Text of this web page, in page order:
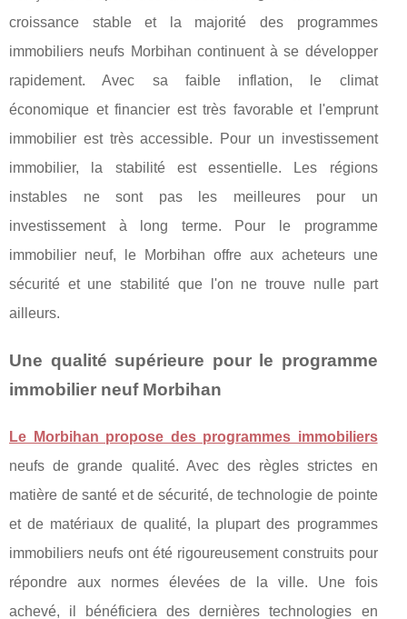
croissance stable et la majorité des programmes
immobiliers neufs Morbihan continuent à se développer
rapidement. Avec sa faible inflation, le climat
économique et financier est très favorable et l'emprunt
immobilier est très accessible. Pour un investissement
immobilier, la stabilité est essentielle. Les régions
instables ne sont pas les meilleures pour un
investissement à long terme. Pour le programme
immobilier neuf, le Morbihan offre aux acheteurs une
sécurité et une stabilité que l'on ne trouve nulle part
ailleurs.
Une qualité supérieure pour le programme
immobilier neuf Morbihan
Le Morbihan propose des programmes immobiliers
neufs de grande qualité. Avec des règles strictes en
matière de santé et de sécurité, de technologie de pointe
et de matériaux de qualité, la plupart des programmes
immobiliers neufs ont été rigoureusement construits pour
répondre aux normes élevées de la ville. Une fois
achevé, il bénéficiera des dernières technologies en